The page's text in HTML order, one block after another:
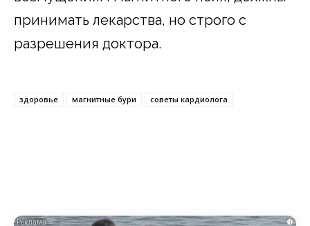
принимать лекарства, но строго с
разрешения доктора.
здоровье магнитные бури советы кардиолога
i